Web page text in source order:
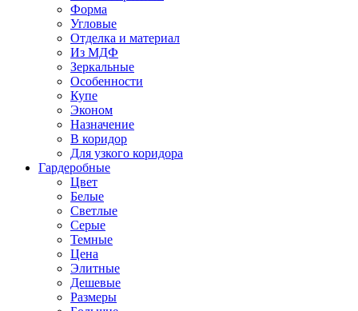
Форма
Угловые
Отделка и материал
Из МДФ
Зеркальные
Особенности
Купе
Эконом
Назначение
В коридор
Для узкого коридора
Гардеробные
Цвет
Белые
Светлые
Серые
Темные
Цена
Элитные
Дешевые
Размеры